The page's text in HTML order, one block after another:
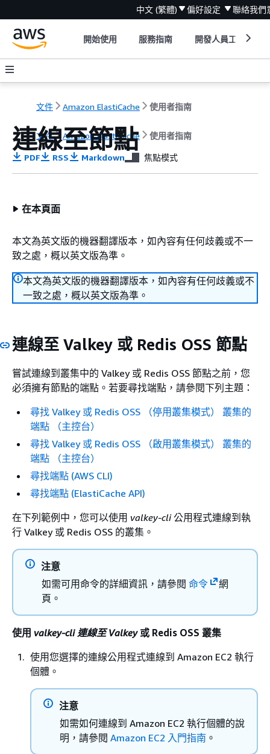
中文 (繁體) 偏好設定 聯絡我們
開始使用 服務指南 開發人員工具
文件 Amazon ElastiCache 使用者指南
文件 Amazon ElastiCache 使用者指南
連線至節點
PDF RSS Markdown 焦點模式
在本頁面
本文為英文版的機器翻譯版本，如內容有任何歧義或不一
致之處，概以英文版為準。
本文為英文版的機器翻譯版本，如內容有任何歧義或不
一致之處，概以英文版為準。
連線至 Valkey 或 Redis OSS 節點
嘗試連線到叢集中的 Valkey 或 Redis OSS 節點之前，您
必須擁有節點的端點。若要尋找端點，請參閱下列主題：
尋找 Valkey 或 Redis OSS （停用叢集模式） 叢集的
端點 （主控台）
尋找 Valkey 或 Redis OSS （啟用叢集模式） 叢集的
端點 （主控台）
尋找端點 (AWS CLI)
尋找端點 (ElastiCache API)
在下列範例中，您可以使用 valkey-cli公用程式連線到執
行 Valkey 或 Redis OSS 的叢集。
注意
如需可用命令的詳細資訊，請參閱 命令
網
頁。
使用 valkey-cli 連線至 Valkey或 Redis OSS 叢集
使用您選擇的連線公用程式連線到 Amazon EC2 執行
個體。
注意
如需如何連線到 Amazon EC2 執行個體的說
明，請參閱 Amazon EC2 入門指南 。